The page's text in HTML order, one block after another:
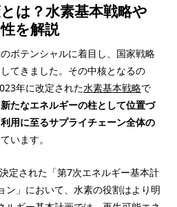
は？水素基本戦略や
を解説
ポテンシャルに着目し、国家戦略
てきました。その中核となるの
年に改定された水素基本戦略で
たなエネルギーの柱として位置づ
用に至るサプライチェーン全体の
います。
定された「第7次エネルギー基本計
ン」において、水素の役割はより明